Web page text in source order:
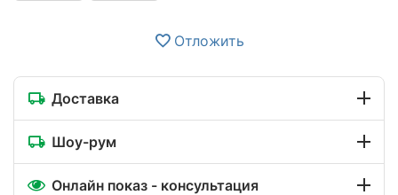
Отложить
Доставка
Шоу-рум
Онлайн показ - консультация